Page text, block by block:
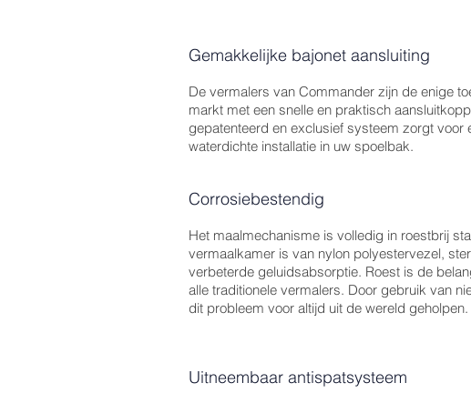
Gemakkelijke bajonet aansluiting
De vermalers van Commander zijn de enige
markt met een snelle en praktisch
gepatenteerd en exclusief systeem zorgt voor
waterdichte installatie in uw spoelbak.
Corrosiebestendig
Het maalmechanisme is volledig in roestbrij
vermaalkamer is van nylon polyestervezel,
verbeterde geluidsabsorptie. Roest is de
alle traditionele vermalers. Door gebruik van
dit probleem voor altijd uit de wereld geholpen.
Uitneembaar antispatsysteem